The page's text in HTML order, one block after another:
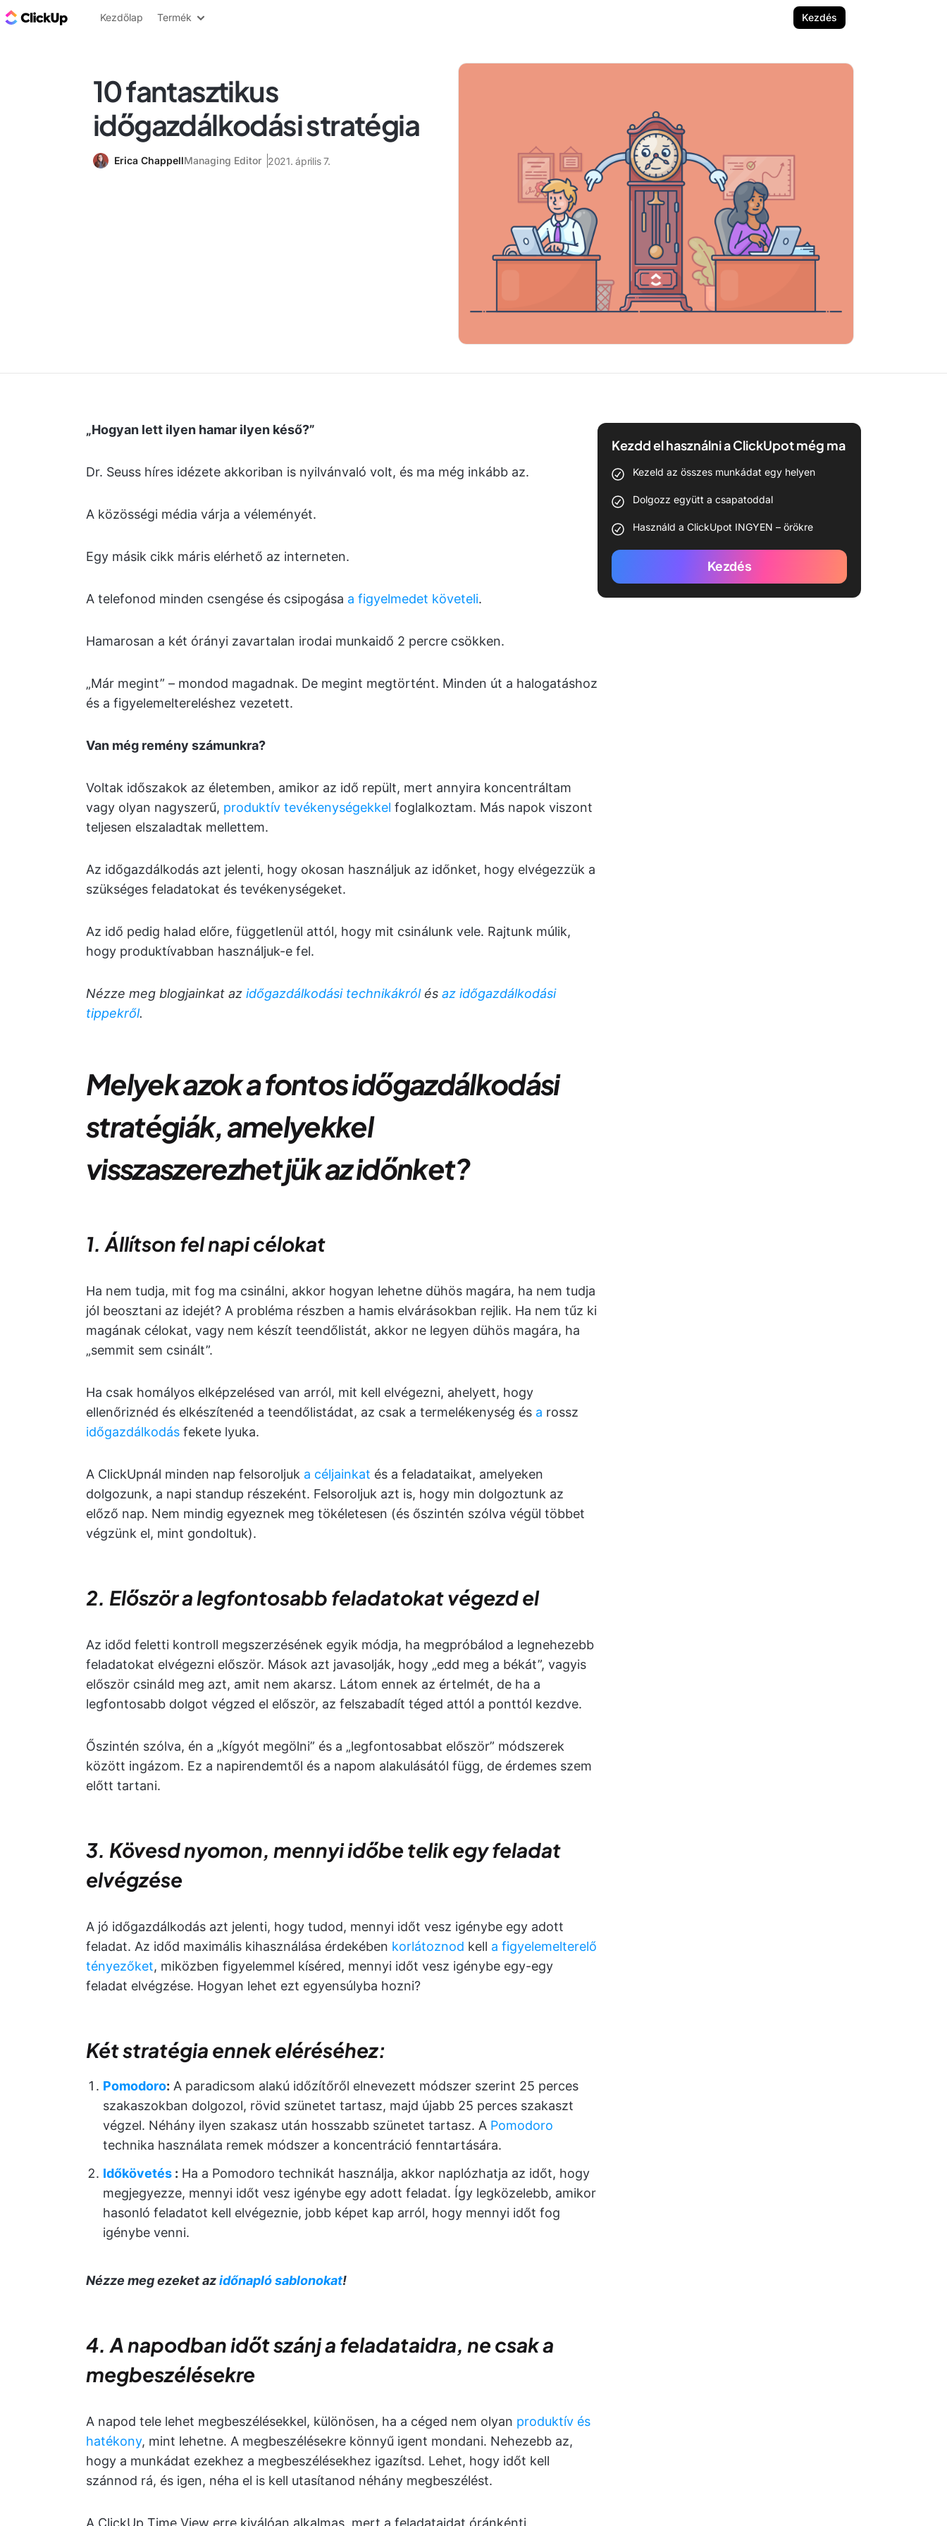
ClickUp blog
Kezdőlap Termék Kezdés
10 fantasztikus
időgazdálkodási stratégia
Erica ChappellManaging Editor 2021. április 7.
„Hogyan lett ilyen hamar ilyen késő?”
Dr. Seuss híres idézete akkoriban is nyilvánvaló volt, és ma még inkább az.
A közösségi média várja a véleményét.
Egy másik cikk máris elérhető az interneten.
A telefonod minden csengése és csipogása a figyelmedet követeli.
Hamarosan a két órányi zavartalan irodai munkaidő 2 percre csökken.
„Már megint” – mondod magadnak. De megint megtörtént. Minden út a halogatáshoz
és a figyelemeltereléshez vezetett.
Van még remény számunkra?
Voltak időszakok az életemben, amikor az idő repült, mert annyira koncentráltam
vagy olyan nagyszerű, produktív tevékenységekkel foglalkoztam. Más napok viszont
teljesen elszaladtak mellettem.
Az időgazdálkodás azt jelenti, hogy okosan használjuk az időnket, hogy elvégezzük a
szükséges feladatokat és tevékenységeket.
Az idő pedig halad előre, függetlenül attól, hogy mit csinálunk vele. Rajtunk múlik,
hogy produktívabban használjuk-e fel.
Nézze meg blogjainkat az időgazdálkodási technikákrólés az időgazdálkodási
tippekről.
Melyek azok a fontos időgazdálkodási
stratégiák, amelyekkel
visszaszerezhetjük az időnket?
1. Állítson fel napi célokat
Ha nem tudja, mit fog ma csinálni, akkor hogyan lehetne dühös magára, ha nem tudja
jól beosztani az idejét? A probléma részben a hamis elvárásokban rejlik. Ha nem tűz ki
magának célokat, vagy nem készít teendőlistát, akkor ne legyen dühös magára, ha
„semmit sem csinált”.
Ha csak homályos elképzelésed van arról, mit kell elvégezni, ahelyett, hogy
ellenőriznéd és elkészítenéd a teendőlistádat, az csak a termelékenység és a rossz
időgazdálkodás fekete lyuka.
A ClickUpnál minden nap felsoroljuk a céljainkat és a feladataikat, amelyeken
dolgozunk, a napi standup részeként. Felsoroljuk azt is, hogy min dolgoztunk az
előző nap. Nem mindig egyeznek meg tökéletesen (és őszintén szólva végül többet
végzünk el, mint gondoltuk).
2. Először a legfontosabb feladatokat végezd el
Az időd feletti kontroll megszerzésének egyik módja, ha megpróbálod a legnehezebb
feladatokat elvégezni először. Mások azt javasolják, hogy „edd meg a békát”, vagyis
először csináld meg azt, amit nem akarsz. Látom ennek az értelmét, de ha a
legfontosabb dolgot végzed el először, az felszabadít téged attól a ponttól kezdve.
Őszintén szólva, én a „kígyót megölni” és a „legfontosabbat először” módszerek
között ingázom. Ez a napirendemtől és a napom alakulásától függ, de érdemes szem
előtt tartani.
3. Kövesd nyomon, mennyi időbe telik egy feladat
elvégzése
A jó időgazdálkodás azt jelenti, hogy tudod, mennyi időt vesz igénybe egy adott
feladat. Az időd maximális kihasználása érdekében korlátoznod kell a figyelemelterelő
tényezőket, miközben figyelemmel kíséred, mennyi időt vesz igénybe egy-egy
feladat elvégzése. Hogyan lehet ezt egyensúlyba hozni?
Két stratégia ennek eléréséhez:
Pomodoro: A paradicsom alakú időzítőről elnevezett módszer szerint 25 perces
szakaszokban dolgozol, rövid szünetet tartasz, majd újabb 25 perces szakaszt
végzel. Néhány ilyen szakasz után hosszabb szünetet tartasz. A Pomodoro
technika használata remek módszer a koncentráció fenntartására.
Időkövetés : Ha a Pomodoro technikát használja, akkor naplózhatja az időt, hogy
megjegyezze, mennyi időt vesz igénybe egy adott feladat. Így legközelebb, amikor
hasonló feladatot kell elvégeznie, jobb képet kap arról, hogy mennyi időt fog
igénybe venni.
Nézze meg ezeket azidőnapló sablonokat!
4. A napodban időt szánj a feladataidra, ne csak a
megbeszélésekre
A napod tele lehet megbeszélésekkel, különösen, ha a céged nem olyan produktív és
hatékony, mint lehetne. A megbeszélésekre könnyű igent mondani. Nehezebb az,
hogy a munkádat ezekhez a megbeszélésekhez igazítsd. Lehet, hogy időt kell
szánnod rá, és igen, néha el is kell utasítanod néhány megbeszélést.
A ClickUp Time View erre kiválóan alkalmas, mert a feladataidat óránkénti
Kezdd el használni a ClickUpot még ma
Kezeld az összes munkádat egy helyen
Dolgozz együtt a csapatoddal
Használd a ClickUpot INGYEN – örökre
Kezdés